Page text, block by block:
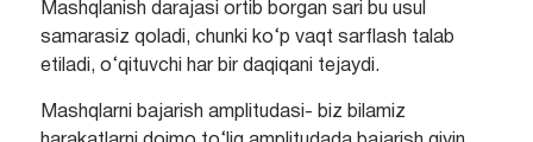
Mashqlanish darajasi ortib borgan sari bu usul
samarasiz qoladi, chunki ko‘p vaqt sarflash talab
etiladi, o‘qituvchi har bir daqiqani tejaydi.
Mashqlarni bajarish amplitudasi- biz bilamiz